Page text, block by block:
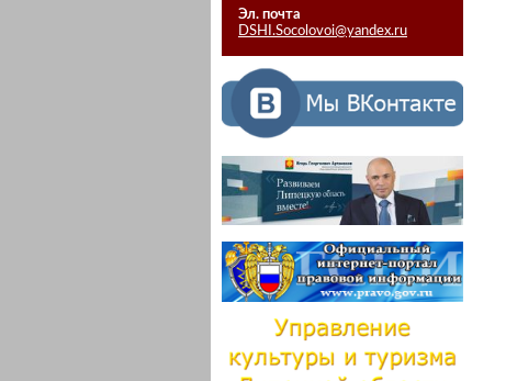
Эл. почта
DSHI.Socolovoi@yandex.ru